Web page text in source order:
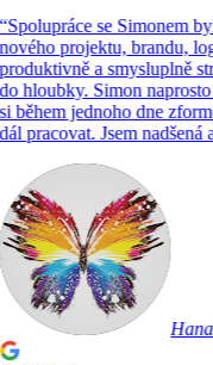
Spolupráce se Simonem
projektu, brandu,
a smysluplně
hloubky. Simon
během jednoho dne
pracovat. Jsem nadšená